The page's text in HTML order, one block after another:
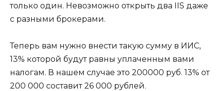
только один. Невозможно открыть два IIS даже
с разными брокерами.
Теперь вам нужно внести такую ​​сумму в ИИС,
13% которой будут равны уплаченным вами
налогам. В нашем случае это 200000 руб. 13% от
200 000 составит 26 000 рублей.